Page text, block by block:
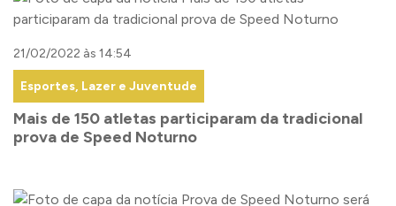
21/02/2022 às 14:54
Esportes, Lazer e Juventude
Mais de 150 atletas participaram da tradicional
prova de Speed Noturno